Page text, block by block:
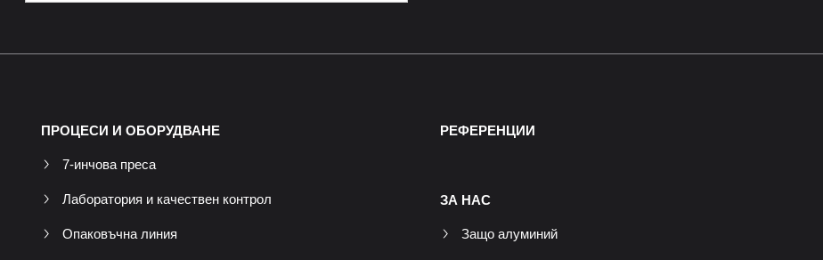
ПРОЦЕСИ И ОБОРУДВАНЕ
7-инчова преса
Лаборатория и качествен контрол
Опаковъчна линия
РЕФЕРЕНЦИИ
ЗА НАС
Защо алуминий